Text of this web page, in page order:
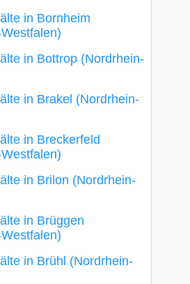
in Bornheim
in Bottrop (Nordrhein-
in Brakel (Nordrhein-
in Breckerfeld
in Brilon (Nordrhein-
in Brüggen
in Brühl (Nordrhein-